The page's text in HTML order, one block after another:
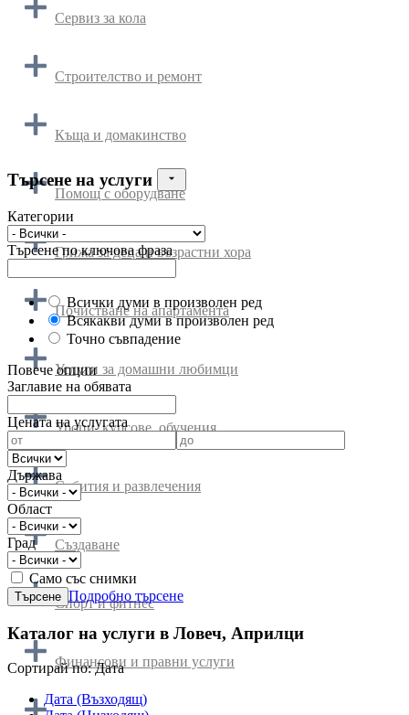
Сервиз за кола
Строителство и ремонт
Къща и домакинство
Помощ с оборудване
Грижа за деца и възрастни хора
Почистване на апартамента
Услуги за домашни любимци
Уроци, курсове, обучения
Събития и развлечения
Създаване
Спорт и фитнес
Финансови и правни услуги
Търсене на услуги
Категории
Търсене по ключова фраза
Всички думи в произволен ред
Всякакви думи в произволен ред
Точно съвпадение
Повече опции
Заглавие на обявата
Цената на услугата
Държава
Област
Град
Само със снимки
Подробно търсене
Каталог на услуги в Ловеч, Априлци
Cортирай по:Дата
Дата (Възходящ)